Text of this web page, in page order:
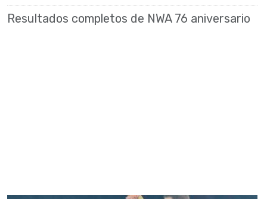
Resultados completos de NWA 76 aniversario